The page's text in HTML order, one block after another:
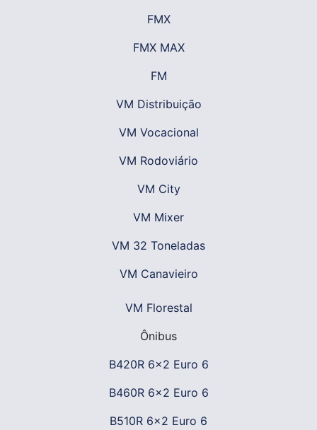
FMX
FMX MAX
FM
VM Distribuição
VM Vocacional
VM Rodoviário
VM City
VM Mixer
VM 32 Toneladas
VM Canavieiro
VM Florestal
Ônibus
B420R 6x2 Euro 6
B460R 6x2 Euro 6
B510R 6x2 Euro 6